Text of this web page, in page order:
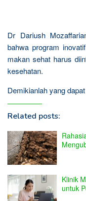
Dr Dariush
bahwa program
makan sehat harus
kesehatan.
Demikianlah yang
Related posts:
Klinik
untuk